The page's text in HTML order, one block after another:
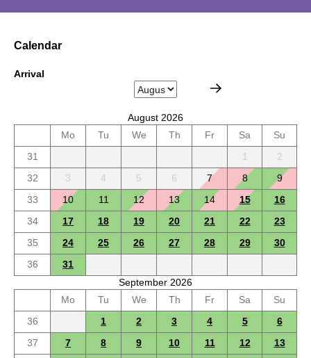
Calendar
Arrival
August 2026
Mo
Tu We Th Fr Sa
Su
31
1
2
32
3 4 5 6 7 8
9
33
10 11 12 13 14 15
16
34
17 18 19 20 21 22
23
35
24 25 26 27 28 29
30
36
31
September 2026
Mo
Tu We Th Fr Sa
Su
36
1 2 3 4 5
6
37
7 8 9 10 11 12
13